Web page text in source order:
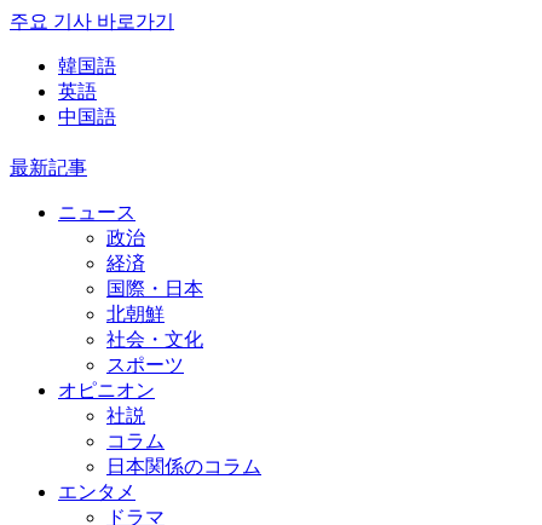
주요 기사 바로가기
韓国語
英語
中国語
最新記事
ニュース
政治
経済
国際・日本
北朝鮮
社会・文化
スポーツ
オピニオン
社説
コラム
日本関係のコラム
エンタメ
ドラマ